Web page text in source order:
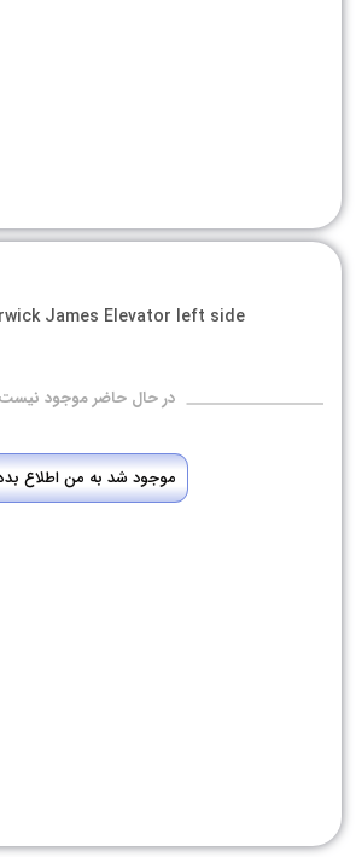
James Elevator left side
در حال حاضر موجود نیست
موجود شد به من اطلاع